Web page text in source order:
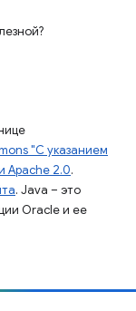
"С указанием
Apache 2.0.
. Java – это
Oracle и ее